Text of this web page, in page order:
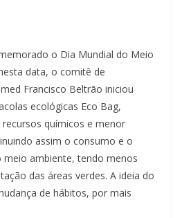
o Dia Mundial do Meio
data, o comitê de
Francisco Beltrão iniciou
ecológicas Eco Bag,
químicos e menor
assim o consumo e o
meio ambiente, tendo menos
das áreas verdes. A ideia do
de hábitos, por mais